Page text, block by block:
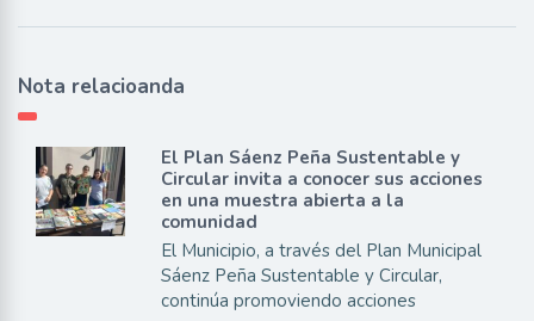
Nota relacioanda
El Plan Sáenz Peña Sustentable y
Circular invita a conocer sus acciones
en una muestra abierta a la
comunidad
El Municipio, a través del Plan Municipal
Sáenz Peña Sustentable y Circular,
continúa promoviendo acciones